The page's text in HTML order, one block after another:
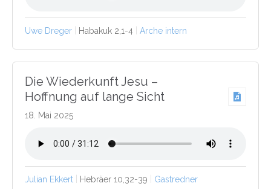
Uwe Dreger Habakuk 2,1-4 Arche intern
Die Wiederkunft Jesu –
Hoffnung auf lange Sicht
18. Mai 2025
Julian Ekkert Hebräer 10,32-39 Gastredner